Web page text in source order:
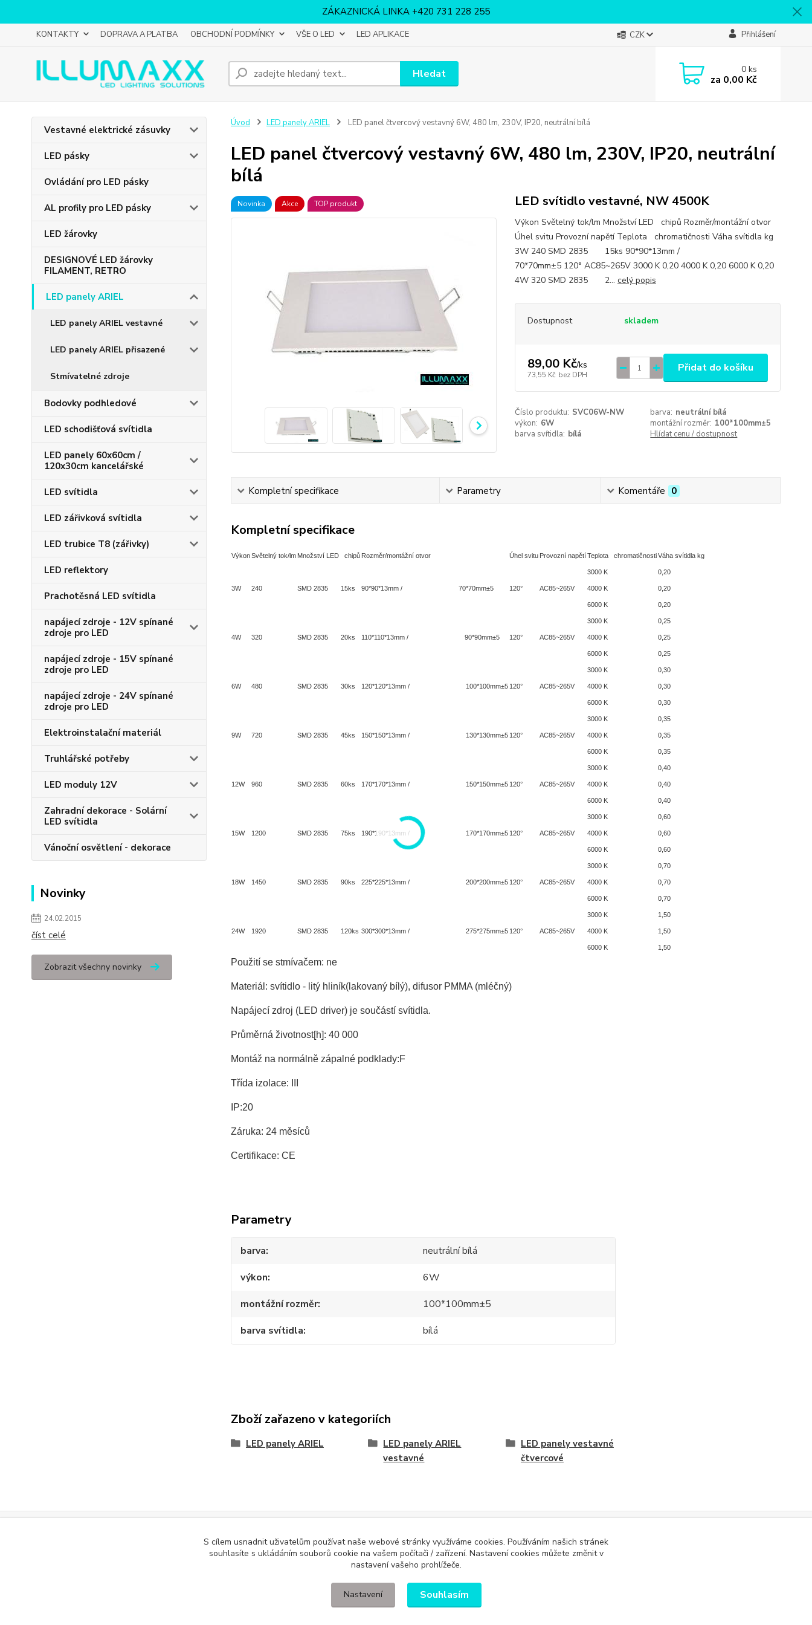
ZÁKAZNICKÁ LINKA +420 731 228 255
KONTAKTY DOPRAVA A PLATBA OBCHODNÍ PODMÍNKY VŠE O LED LED APLIKACE CZK Přihlášení
Hledat 0ks
za 0,00 Kč
Vestavné elektrické zásuvky
LED pásky
Ovládání pro LED pásky
AL profily pro LED pásky
LED žárovky
DESIGNOVÉ LED žárovky
FILAMENT, RETRO
LED panely ARIEL
LED panely ARIEL vestavné
LED panely ARIEL přisazené
Stmívatelné zdroje
Bodovky podhledové
LED schodišťová svítidla
LED panely 60x60cm /
120x30cm kancelářské
LED svítidla
LED zářivková svítidla
LED trubice T8 (zářivky)
LED reflektory
Prachotěsná LED svítidla
napájecí zdroje - 12V spínané
zdroje pro LED
napájecí zdroje - 15V spínané
zdroje pro LED
napájecí zdroje - 24V spínané
zdroje pro LED
Elektroinstalační materiál
Truhlářské potřeby
LED moduly 12V
Zahradní dekorace - Solární
LED svítidla
Vánoční osvětlení - dekorace
Novinky
24.02.2015
číst celé
Zobrazit všechny novinky
Úvod LED panely ARIEL LED panel čtvercový vestavný 6W, 480 lm, 230V, IP20, neutrální bílá
LED panel čtvercový vestavný 6W, 480 lm, 230V, IP20, neutrální
bílá
Novinka Akce TOP produkt LED svítidlo vestavné, NW 4500K
Výkon Světelný tok/lm Množství LED chipů Rozměr/montážní otvor
Úhel svitu Provozní napětí Teplota chromatičnosti Váha svítidla kg
3W 240 SMD 2835 15ks 90*90*13mm /
70*70mm±5 120° AC85~265V 3000 K 0,20 4000 K 0,20 6000 K 0,20
4W 320 SMD 2835 2... celý popis
Dostupnost skladem
89,00 Kč/ks
73,55 Kč bez DPH
Přidat do košíku
Číslo produktu: SVC06W-NW barva: neutrální bílá
výkon: 6W montážní rozměr: 100*100mm±5
barva svítidla: bílá Hlídat cenu / dostupnost
Kompletní specifikace Parametry Komentáře 0
Kompletní specifikace
VýkonSvětelný tok/lm Množství LED chipů Rozměr/montážní otvor Úhel svitu Provozní napětíTeplota chromatičnostiVáha svítidla kg
3W 240 SMD 2835 15ks 90*90*13mm / 70*70mm±5 120° AC85~265V
3000 K 0,20
4000 K 0,20
6000 K 0,20
4W 320 SMD 2835 20ks 110*110*13mm / 90*90mm±5 120° AC85~265V
3000 K 0,25
4000 K 0,25
6000 K 0,25
6W 480 SMD 2835 30ks 120*120*13mm / 100*100mm±5 120° AC85~265V
3000 K 0,30
4000 K 0,30
6000 K 0,30
9W 720 SMD 2835 45ks 150*150*13mm / 130*130mm±5 120° AC85~265V
3000 K 0,35
4000 K 0,35
6000 K 0,35
12W 960 SMD 2835 60ks 170*170*13mm / 150*150mm±5 120° AC85~265V
3000 K 0,40
4000 K 0,40
6000 K 0,40
15W 1200 SMD 2835 75ks 190*190*13mm / 170*170mm±5 120° AC85~265V
3000 K 0,60
4000 K 0,60
6000 K 0,60
18W 1450 SMD 2835 90ks 225*225*13mm / 200*200mm±5 120° AC85~265V
3000 K 0,70
4000 K 0,70
6000 K 0,70
24W 1920 SMD 2835 120ks 300*300*13mm / 275*275mm±5 120° AC85~265V
3000 K 1,50
4000 K 1,50
6000 K 1,50
Použití se stmívačem: ne
Materiál: svítidlo - litý hliník(lakovaný bílý), difusor PMMA (mléčný)
Napájecí zdroj (LED driver) je součástí svítidla.
Průměrná životnost[h]: 40 000
Montáž na normálně zápalné podklady:F
Třída izolace: III
IP:20
Záruka: 24 měsíců
Certifikace: CE
Parametry
barva
neutrální bílá
výkon
6W
montážní rozměr
100*100mm±5
barva svítidla
bílá
Zboží zařazeno v kategoriích
LED panely ARIEL
LED panely ARIEL
vestavné
LED panely vestavné
čtvercové
Podle zákona o evidenci tržeb je prodávající povinen vystavit kupujícímu účtenku. Zároveň je povinen zaevidovat přijatou tržbu u správce daně online; v případě technického výpadku pak nejpozději do 48 hodin
S cílem usnadnit uživatelům používat naše webové stránky využíváme cookies. Používáním našich stránek
souhlasíte s ukládáním souborů cookie na vašem počítači / zařízení. Nastavení cookies můžete změnit v
nastavení vašeho prohlížeče.
Nastavení Souhlasím